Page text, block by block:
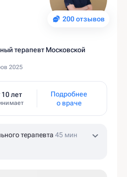
200 отзывов
терапевт Московской
2025
10 лет
Подробнее
о враче
терапевта 45 мин